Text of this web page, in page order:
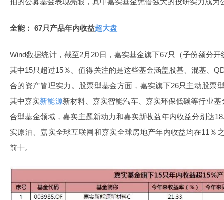
全能： 67只产品年内收益超大盘
Wind数据统计，截至2月20日，嘉实基金旗下67只（子份额分
其中15只超过15％。值得关注的是这些基金涵盖股基、混基、
合的资产管理实力。股票型基金方面，嘉实旗下26只主动股票
其中嘉实新能源新材料、嘉实智能汽车、 嘉实环保低碳等行业基
合型基金领域，嘉实主题新动力和嘉实新收益年内收益分别达
实原油 、嘉实全球互联网和嘉实全球房地产年内收益均在11％
前十。